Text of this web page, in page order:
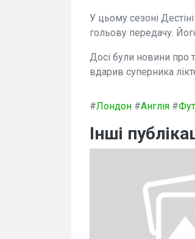
У цьому сезоні
гольову передачу.
Досі були новини про
вдарив суперника
#Лондон #Англія #
Інші